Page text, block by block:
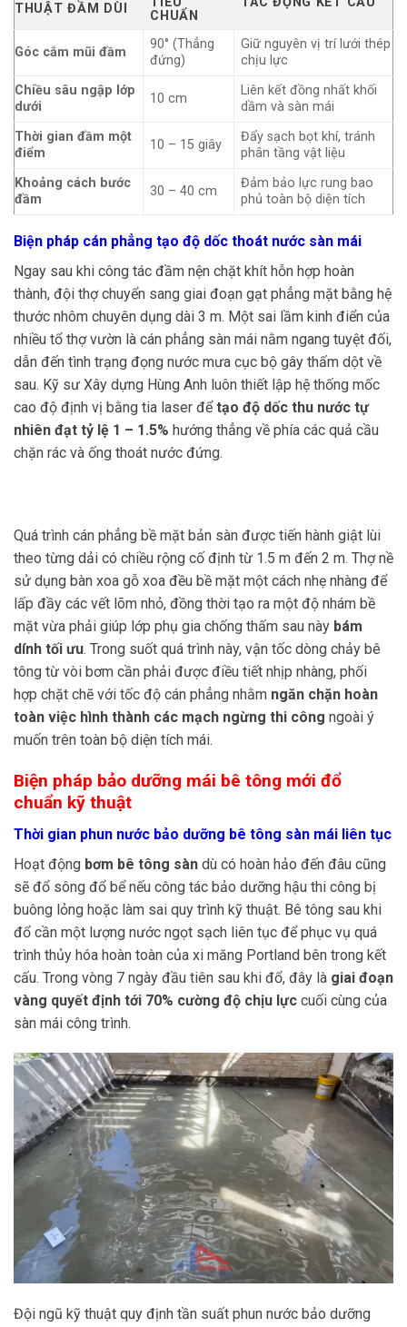
THUẬT ĐẦM DÙI
CHUẨN
Góc cắm mũi đầm
90° (Thẳng
đứng)
Giữ nguyên vị trí lưới thép
chịu lực
Chiều sâu ngập lớp
dưới
10 cm
Liên kết đồng nhất khối
dầm và sàn mái
Thời gian đầm một
điểm
10 – 15 giây
Đẩy sạch bọt khí, tránh
phân tầng vật liệu
Khoảng cách bước
đầm
30 – 40 cm
Đảm bảo lực rung bao
phủ toàn bộ diện tích
Biện pháp cán phẳng tạo độ dốc thoát nước sàn mái
Ngay sau khi công tác đầm nện chặt khít hỗn hợp hoàn
thành, đội thợ chuyển sang giai đoạn gạt phẳng mặt bằng hệ
thước nhôm chuyên dụng dài 3 m. Một sai lầm kinh điển của
nhiều tổ thợ vườn là cán phẳng sàn mái nằm ngang tuyệt đối,
dẫn đến tình trạng đọng nước mưa cục bộ gây thấm dột về
sau. Kỹ sư Xây dựng Hùng Anh luôn thiết lập hệ thống mốc
cao độ định vị bằng tia laser đểtạo độ dốc thu nước tự
nhiên đạt tỷ lệ 1 – 1.5% hướng thẳng về phía các quả cầu
chặn rác và ống thoát nước đứng.
Quá trình cán phẳng bề mặt bản sàn được tiến hành giật lùi
theo từng dải có chiều rộng cố định từ 1.5 m đến 2 m. Thợ nề
sử dụng bàn xoa gỗ xoa đều bề mặt một cách nhẹ nhàng để
lấp đầy các vết lõm nhỏ, đồng thời tạo ra một độ nhám bề
mặt vừa phải giúp lớp phụ gia chống thấm sau này bám
dính tối ưu. Trong suốt quá trình này, vận tốc dòng chảy bê
tông từ vòi bơm cần phải được điều tiết nhịp nhàng, phối
hợp chặt chẽ với tốc độ cán phẳng nhằm ngăn chặn hoàn
toàn việc hình thành các mạch ngừng thi công ngoài ý
muốn trên toàn bộ diện tích mái.
Biện pháp bảo dưỡng mái bê tông mới đổ
chuẩn kỹ thuật
Thời gian phun nước bảo dưỡng bê tông sàn mái liên tục
Hoạt động bơm bê tông sàn dù có hoàn hảo đến đâu cũng
sẽ đổ sông đổ bể nếu công tác bảo dưỡng hậu thi công bị
buông lỏng hoặc làm sai quy trình kỹ thuật. Bê tông sau khi
đổ cần một lượng nước ngọt sạch liên tục để phục vụ quá
trình thủy hóa hoàn toàn của xi măng Portland bên trong kết
cấu. Trong vòng 7 ngày đầu tiên sau khi đổ, đây là giai đoạn
vàng quyết định tới 70% cường độ chịu lực cuối cùng của
sàn mái công trình.
Đội ngũ kỹ thuật quy định tần suất phun nước bảo dưỡng